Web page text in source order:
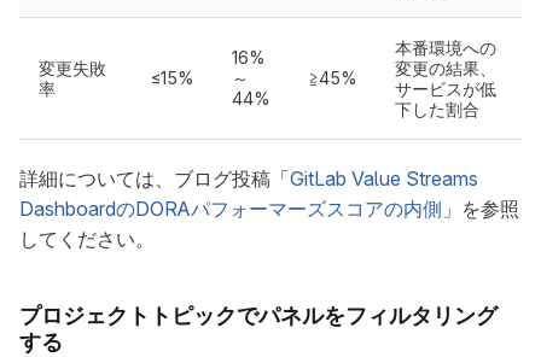
変更失敗
率
≤15%
16%
～
44%
≧45%
本番環境への
変更の結果、
サービスが低
下した割合
詳細については、ブログ投稿「GitLab Value Streams
DashboardのDORAパフォーマーズスコアの内側 」を参照
してください。
プロジェクトトピックでパネルをフィルタリング
する